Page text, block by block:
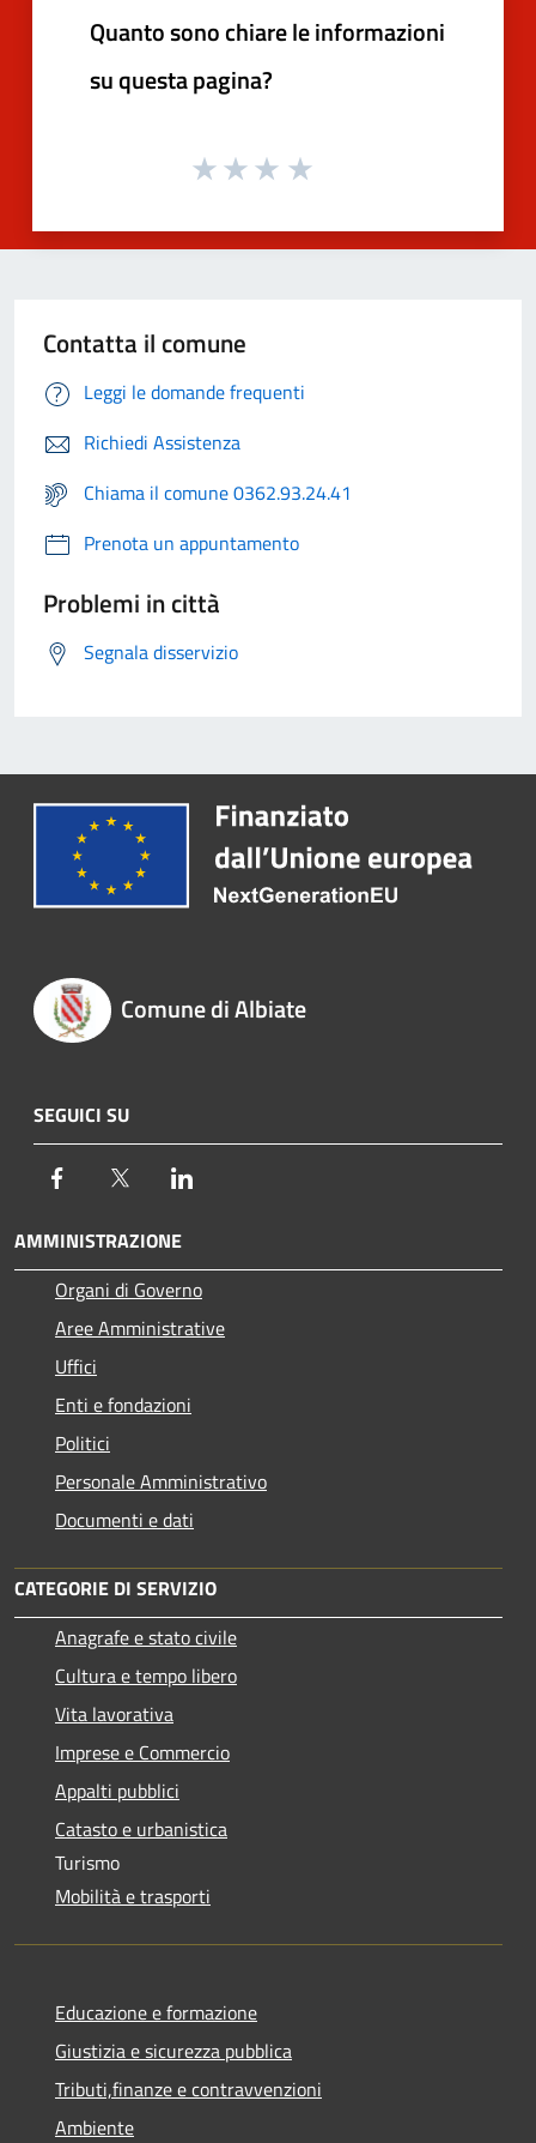
Quanto sono chiare le informazioni
su questa pagina?
Contatta il comune
Leggi le domande frequenti
Richiedi Assistenza
Chiama il comune 0362.93.24.41
Prenota un appuntamento
Problemi in città
Segnala disservizio
Comune di Albiate
SEGUICI SU
Facebook Twitter
AMMINISTRAZIONE
Organi di Governo
Aree Amministrative
Uffici
Enti e fondazioni
Politici
Personale Amministrativo
Documenti e dati
CATEGORIE DI SERVIZIO
Anagrafe e stato civile
Cultura e tempo libero
Vita lavorativa
Imprese e Commercio
Appalti pubblici
Catasto e urbanistica
Turismo
Mobilità e trasporti
Educazione e formazione
Giustizia e sicurezza pubblica
Tributi,finanze e contravvenzioni
Ambiente